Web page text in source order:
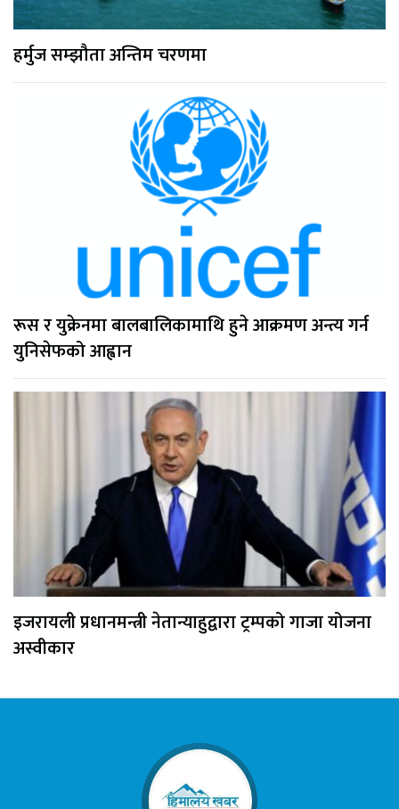
हर्मुज सम्झौता अन्तिम चरणमा
रूस र युक्रेनमा बालबालिकामाथि हुने आक्रमण अन्त्य गर्न
युनिसेफको आह्वान
इजरायली प्रधानमन्त्री नेतान्याहुद्वारा ट्रम्पको गाजा योजना
अस्वीकार